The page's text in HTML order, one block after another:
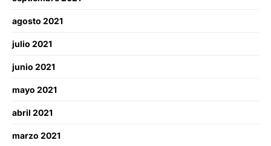
agosto 2021
julio 2021
junio 2021
mayo 2021
abril 2021
marzo 2021